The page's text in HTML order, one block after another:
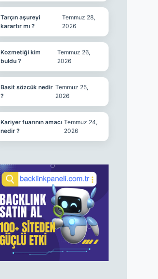
Tarçın aşureyi
karartır mı ?
Temmuz 28,
2026
Kozmetiği kim
buldu ?
Temmuz 26,
2026
Basit sözcük nedir
?
Temmuz 25,
2026
Kariyer fuarının amacı
nedir ?
Temmuz 24,
2026